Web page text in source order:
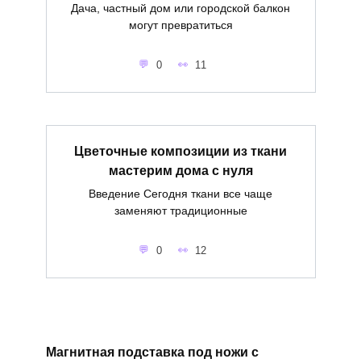
Дача, частный дом или городской балкон
могут превратиться
0 11
Цветочные композиции из ткани
мастерим дома с нуля
Введение Сегодня ткани все чаще
заменяют традиционные
0 12
Магнитная подставка под ножи с